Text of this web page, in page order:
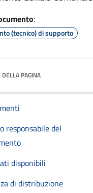
:
(tecnico) di supporto
DELLA PAGINA
responsabile del
disponibili
di distribuzione